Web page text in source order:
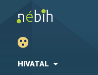
HIVATAL